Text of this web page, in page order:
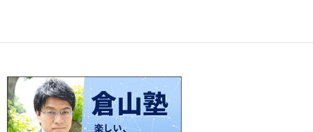
b
o
o
k
es
t
y
Li
n
k
n
a